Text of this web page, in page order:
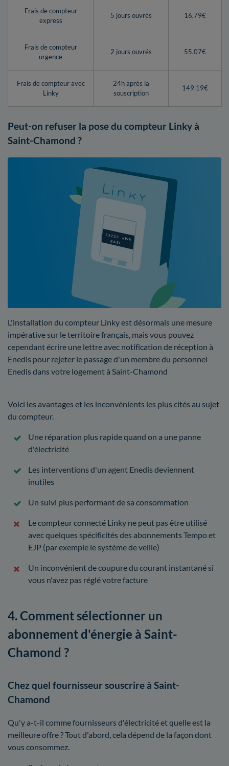
Frais de compteur
express
5 jours ouvrés 16,79€
Frais de compteur
urgence
2 jours ouvrés 55,07€
Frais de compteur avec
Linky
24h après la
souscription
149,19€
Peut-on refuser la pose du compteur Linky à
Saint-Chamond ?
L'installation du compteur Linky est désormais une mesure
impérative sur le territoire français, mais vous pouvez
cependant écrire une lettre avec notification de réception à
Enedis pour rejeter le passage d'un membre du personnel
Enedis dans votre logement à Saint-Chamond
Voici les avantages et les inconvénients les plus cités au sujet
du compteur.
Une réparation plus rapide quand on a une panne
d'électricité
Les interventions d'un agent Enedis deviennent
inutiles
Un suivi plus performant de sa consommation
Le compteur connecté Linky ne peut pas être utilisé
avec quelques spécificités des abonnements Tempo et
EJP (par exemple le système de veille)
Un inconvénient de coupure du courant instantané si
vous n'avez pas réglé votre facture
4. Comment sélectionner un
abonnement d'énergie à Saint-
Chamond ?
Chez quel fournisseur souscrire à Saint-
Chamond
Qu'y a-t-il comme fournisseurs d'électricité et quelle est la
meilleure offre ? Tout d'abord, cela dépend de la façon dont
vous consommez.